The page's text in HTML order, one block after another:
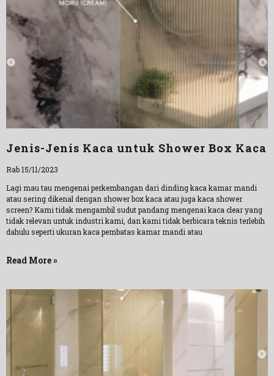
Jenis-Jenis Kaca untuk Shower Box Kaca
Rab 15/11/2023
Lagi mau tau mengenai perkembangan dari dinding kaca kamar mandi
atau sering dikenal dengan shower box kaca atau juga kaca shower
screen? Kami tidak mengambil sudut pandang mengenai kaca clear yang
tidak relevan untuk industri kami, dan kami tidak berbicara teknis terlebih
dahulu seperti ukuran kaca pembatas kamar mandi atau
Read More »